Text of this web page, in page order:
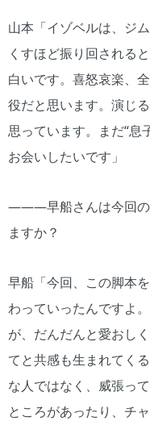
山本「イゾベルは、ジ
くすほど振り回される
白いです。喜怒哀楽、
役だと思います。演じ
思っています。まだ“息
お会いしたいです」
―――早船さんは今回の
ますか？
早船「今回、この脚本
わっていったんですよ
が、だんだんと愛おし
てと共感も生まれてく
な人ではなく、威張っ
ところがあったり、チ